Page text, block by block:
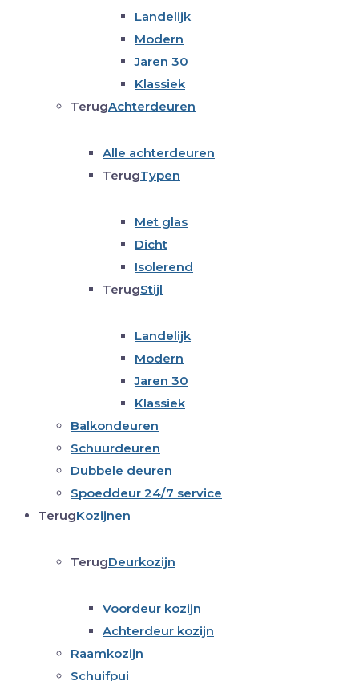
Landelijk
Modern
Jaren 30
Klassiek
TerugAchterdeuren
Alle achterdeuren
TerugTypen
Met glas
Dicht
Isolerend
TerugStijl
Landelijk
Modern
Jaren 30
Klassiek
Balkondeuren
Schuurdeuren
Dubbele deuren
Spoeddeur 24/7 service
TerugKozijnen
TerugDeurkozijn
Voordeur kozijn
Achterdeur kozijn
Raamkozijn
Schuifpui